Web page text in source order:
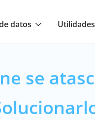
datos Utilidades
se